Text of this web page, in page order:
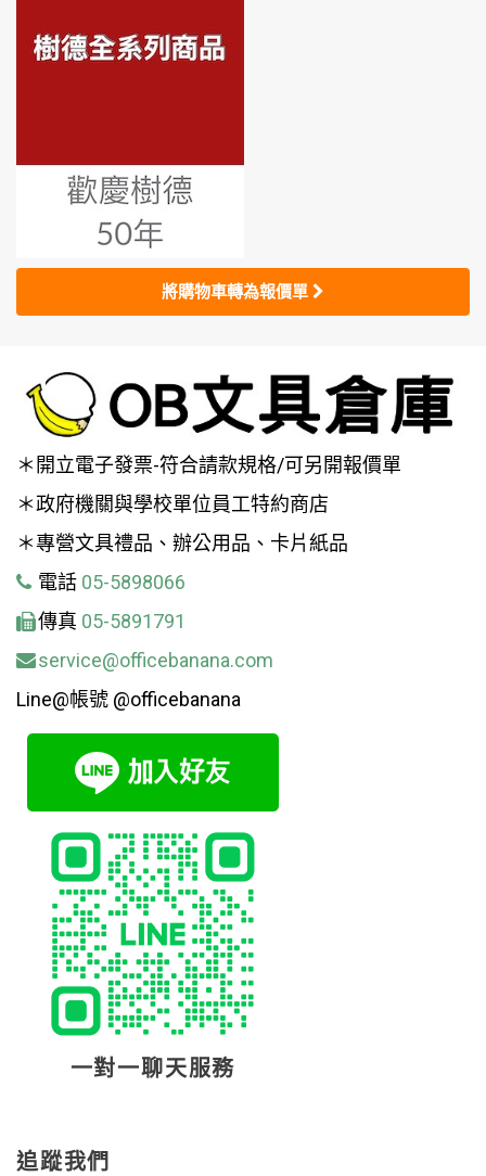
將購物車轉為報價單
＊開立電子發票-符合請款規格/可另開報價單
＊政府機關與學校單位員工特約商店
＊專營文具禮品、辦公用品、卡片紙品
電話 05-5898066
傳真 05-5891791
service@officebanana.com
Line@帳號 @officebanana
一對一聊天服務
追蹤我們